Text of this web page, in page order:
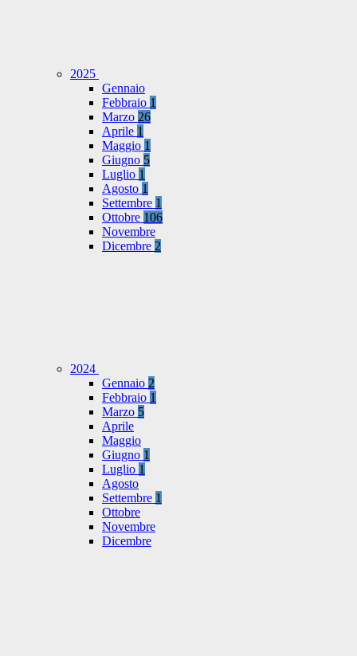
2025
Gennaio
Febbraio 1
Marzo 26
Aprile 1
Maggio 1
Giugno 5
Luglio 1
Agosto 1
Settembre 1
Ottobre 106
Novembre
Dicembre 2
2024
Gennaio 2
Febbraio 1
Marzo 5
Aprile
Maggio
Giugno 1
Luglio 1
Agosto
Settembre 1
Ottobre
Novembre
Dicembre